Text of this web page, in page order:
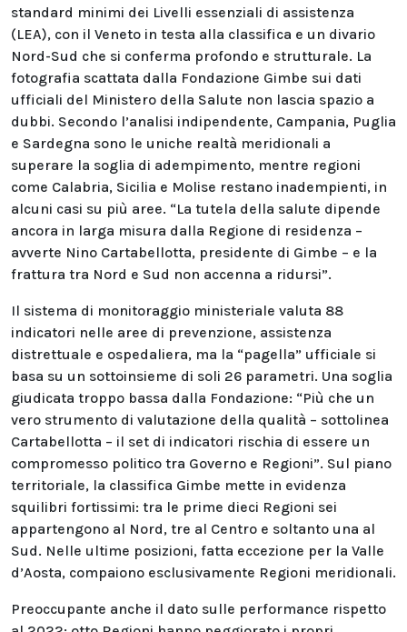
standard minimi dei Livelli essenziali di assistenza
(LEA), con il Veneto in testa alla classifica e un divario
Nord-Sud che si conferma profondo e strutturale. La
fotografia scattata dalla Fondazione Gimbe sui dati
ufficiali del Ministero della Salute non lascia spazio a
dubbi. Secondo l’analisi indipendente, Campania, Puglia
e Sardegna sono le uniche realtà meridionali a
superare la soglia di adempimento, mentre regioni
come Calabria, Sicilia e Molise restano inadempienti, in
alcuni casi su più aree. “La tutela della salute dipende
ancora in larga misura dalla Regione di residenza –
avverte Nino Cartabellotta, presidente di Gimbe – e la
frattura tra Nord e Sud non accenna a ridursi”.
Il sistema di monitoraggio ministeriale valuta 88
indicatori nelle aree di prevenzione, assistenza
distrettuale e ospedaliera, ma la “pagella” ufficiale si
basa su un sottoinsieme di soli 26 parametri. Una soglia
giudicata troppo bassa dalla Fondazione: “Più che un
vero strumento di valutazione della qualità – sottolinea
Cartabellotta – il set di indicatori rischia di essere un
compromesso politico tra Governo e Regioni”. Sul piano
territoriale, la classifica Gimbe mette in evidenza
squilibri fortissimi: tra le prime dieci Regioni sei
appartengono al Nord, tre al Centro e soltanto una al
Sud. Nelle ultime posizioni, fatta eccezione per la Valle
d’Aosta, compaiono esclusivamente Regioni meridionali.
Preoccupante anche il dato sulle performance rispetto